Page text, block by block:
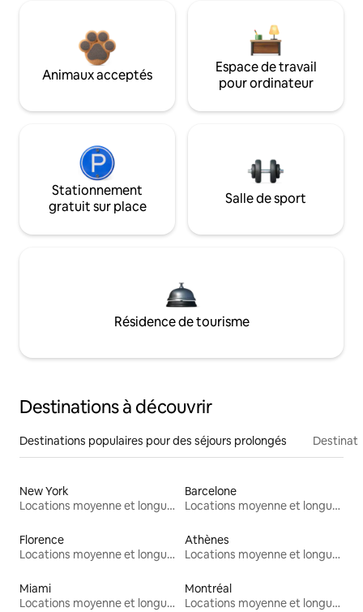
Animaux acceptés
Espace de travail
pour ordinateur
Stationnement
gratuit sur place
Salle de sport
Résidence de tourisme
Destinations à découvrir
Destinations populaires pour des séjours prolongés
New York
Locations moyenne et longue durée
Barcelone
Locations moyenne et longue durée
Florence
Locations moyenne et longue durée
Athènes
Locations moyenne et longue durée
Miami
Locations moyenne et longue durée
Montréal
Locations moyenne et longue durée